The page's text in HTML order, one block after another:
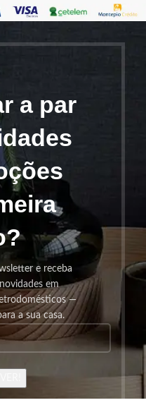
a par
e receba
em
—
a sua casa.